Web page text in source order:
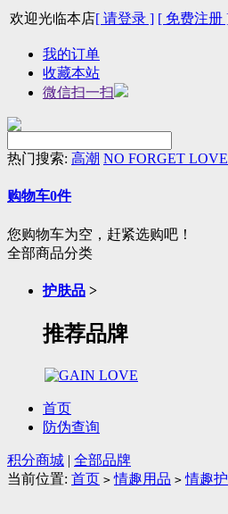
欢迎光临本店[ 请登录 ] [ 免费注册
我的订单
收藏本站
微信扫一扫
热门搜索: 高潮 NO FORGET LOVE
购物车0件
您购物车为空，赶紧选购吧！
全部商品分类
护肤品 >
推荐品牌
首页
防伪查询
积分商城 | 全部品牌
当前位置: 首页 > 情趣用品 > 情趣